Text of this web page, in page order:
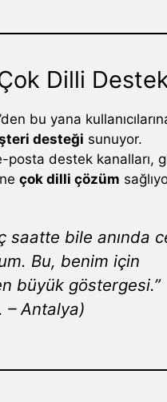
Dilli
bu yana
desteği sunuyor.
posta destek kanalları,
çok dilli çözüm
saatte bile anında
Bu, benim için
büyük göstergesi.”
– Antalya)